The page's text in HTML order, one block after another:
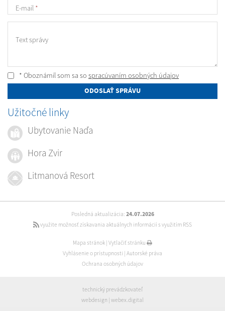
E-mail *
Text správy
* Oboznámil som sa so spracúvaním osobných údajov
ODOSLAŤ SPRÁVU
Užitočné linky
Ubytovanie Naďa
Hora Zvir
Litmanová Resort
Posledná aktualizácia: 24.07.2026
využite možnosť získavania aktuálnych informácií s využitím RSS
Mapa stránok Vytlačiť stránku
Vyhlásenie o prístupnosti Autorské práva
Ochrana osobných údajov
technický prevádzkovateľ
webdesign webex.digital